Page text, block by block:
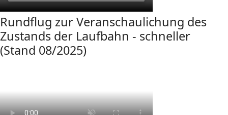
Rundflug zur Veranschaulichung des
Zustands der Laufbahn - schneller
(Stand 08/2025)